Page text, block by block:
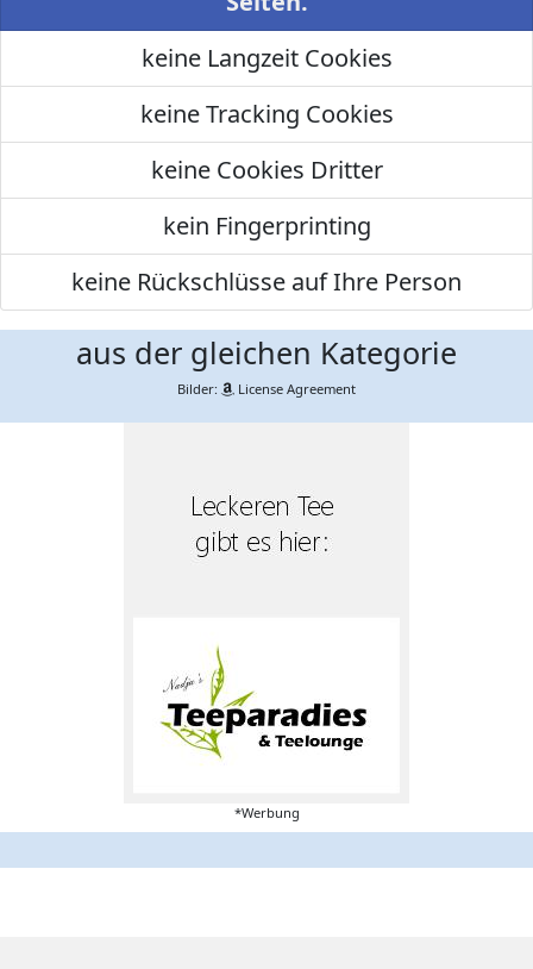
keine Langzeit Cookies
keine Tracking Cookies
keine Cookies Dritter
kein Fingerprinting
keine Rückschlüsse auf Ihre Person
aus der gleichen Kategorie
Bilder: License Agreement
*Werbung